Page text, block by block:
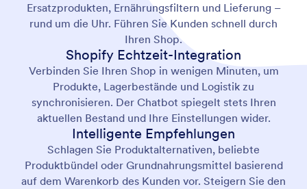
Ersatzprodukten, Ernährungsfiltern und Lieferung –
rund um die Uhr. Führen Sie Kunden schnell durch
Ihren Shop.
Shopify Echtzeit-Integration
Verbinden Sie Ihren Shop in wenigen Minuten, um
Produkte, Lagerbestände und Logistik zu
synchronisieren. Der Chatbot spiegelt stets Ihren
aktuellen Bestand und Ihre Einstellungen wider.
Intelligente Empfehlungen
Schlagen Sie Produktalternativen, beliebte
Produktbündel oder Grundnahrungsmittel basierend
auf dem Warenkorb des Kunden vor. Steigern Sie den